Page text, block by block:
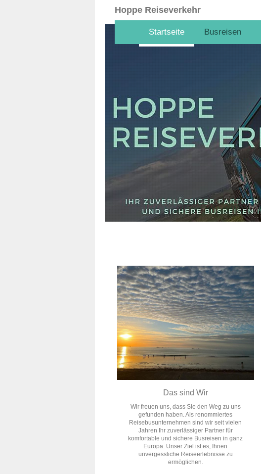
Hoppe Reiseverkehr
Startseite Busreisen
Das sind Wir
Wir freuen uns, dass Sie den Weg zu uns
gefunden haben. Als renommiertes
Reisebusunternehmen sind wir seit vielen
Jahren Ihr zuverlässiger Partner für
komfortable und sichere Busreisen in ganz
Europa. Unser Ziel ist es, Ihnen
unvergessliche Reiseerlebnisse zu
ermöglichen.